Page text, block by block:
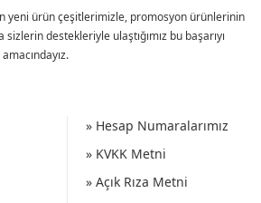
yeni ürün çeşitlerimizle, promosyon ürünlerinin
sizlerin destekleriyle ulaştığımız bu başarıyı
» Hesap Numaralarımız
» KVKK Metni
» Açık Rıza Metni